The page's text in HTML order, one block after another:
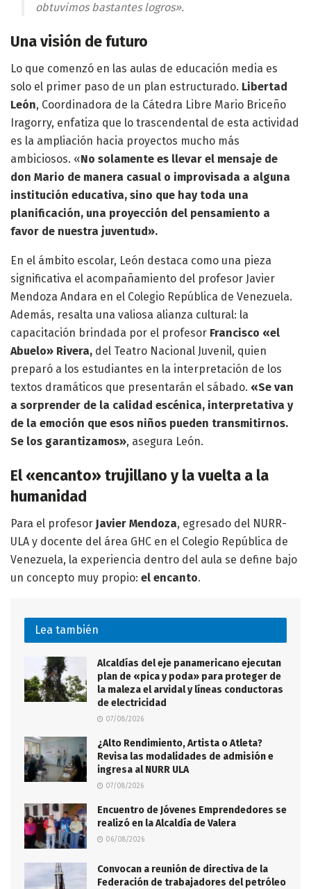
obtuvimos bastantes logros».
Una visión de futuro
Lo que comenzó en las aulas de educación media es
solo el primer paso de un plan estructurado. Libertad
León, Coordinadora de la Cátedra Libre Mario Briceño
Iragorry, enfatiza que lo trascendental de esta actividad
es la ampliación hacia proyectos mucho más
ambiciosos. «No solamente es llevar el mensaje de
don Mario de manera casual o improvisada a alguna
institución educativa, sino que hay toda una
planificación, una proyección del pensamiento a
favor de nuestra juventud».
En el ámbito escolar, León destaca como una pieza
significativa el acompañamiento del profesor Javier
Mendoza Andara en el Colegio República de Venezuela.
Además, resalta una valiosa alianza cultural: la
capacitación brindada por el profesor Francisco «el
Abuelo» Rivera, del Teatro Nacional Juvenil, quien
preparó a los estudiantes en la interpretación de los
textos dramáticos que presentarán el sábado. «Se van
a sorprender de la calidad escénica, interpretativa y
de la emoción que esos niños pueden transmitirnos.
Se los garantizamos», asegura León.
El «encanto» trujillano y la vuelta a la
humanidad
Para el profesor Javier Mendoza, egresado del NURR-
ULA y docente del área GHC en el Colegio República de
Venezuela, la experiencia dentro del aula se define bajo
un concepto muy propio: el encanto.
Lea también
Alcaldías del eje panamericano ejecutan
plan de «pica y poda» para proteger de
la maleza el arvidal y líneas conductoras
de electricidad
07/08/2026
¿Alto Rendimiento, Artista o Atleta?
Revisa las modalidades de admisión e
ingresa al NURR ULA
07/08/2026
Encuentro de Jóvenes Emprendedores se
realizó en la Alcaldía de Valera
06/08/2026
Convocan a reunión de directiva de la
Federación de trabajadores del petróleo